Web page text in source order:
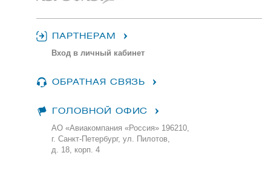
ПАРТНЕРАМ
Вход в личный кабинет
ОБРАТНАЯ СВЯЗЬ
ГОЛОВНОЙ ОФИС
АО «Авиакомпания «Россия» 196210,
г. Санкт-Петербург, ул. Пилотов,
д. 18, корп. 4